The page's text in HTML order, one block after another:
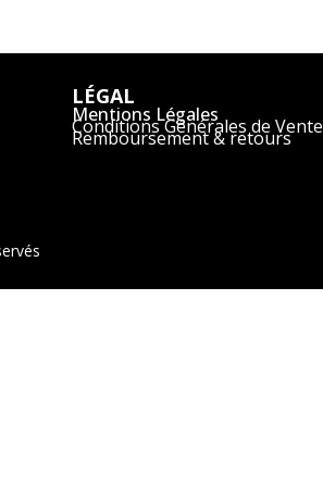
LÉGAL
Mentions Légales
Conditions Générales de Vente
Remboursement & retours